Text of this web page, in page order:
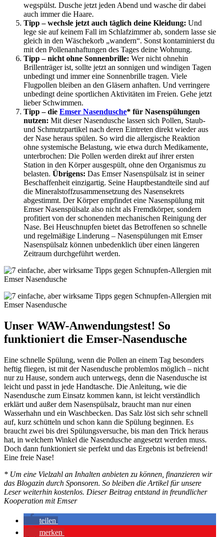
wegspülst. Dusche jetzt jeden Abend und wasche dir dabei
auch immer die Haare.
Tipp – wechsle jetzt auch täglich deine Kleidung: Und
lege sie auf keinem Fall im Schlafzimmer ab, sondern lasse sie
gleich in den Wäschekorb „wandern“. Sonst kontaminierst du
mit den Pollenanhaftungen des Tages deine Wohnung.
Tipp – nicht ohne Sonnenbrille: Wer nicht ohnehin
Brillenträger ist, sollte jetzt an sonnigen und windigen Tagen
unbedingt und immer eine Sonnenbrille tragen. Viele
Flugpollen bleiben an den Gläsern anhaften. Und verringere
unbedingt deine sportlichen Aktivitäten im Freien. Gehe jetzt
lieber Schwimmen.
Tipp – die Emser Nasendusche* für Nasenspülungen
nutzen: Mit dieser Nasendusche lassen sich Pollen, Staub-
und Schmutzpartikel nach deren Eintreten direkt wieder aus
der Nase heraus spülen. So wird die allergische Reaktion
ohne systemische Belastung, wie etwa durch Medikamente,
unterbrochen: Die Pollen werden direkt auf ihrer ersten
Station in den Körper ausgespült, ohne den Organismus zu
belasten. Übrigens: Das Emser Nasenspülsalz ist in seiner
Beschaffenheit einzigartig. Seine Hauptbestandteile sind auf
die Mineralstoffzusammensetzung des Nasensekrets
abgestimmt. Der Körper empfindet eine Nasenspülung mit
Emser Nasenspülsalz also nicht als Fremdkörper, sondern
profitiert von der schonenden mechanischen Reinigung der
Nase. Bei Heuschnupfen bietet das Betroffenen so schnelle
und regelmäßige Linderung – Nasenspülungen mit Emser
Nasenspülsalz können unbedenklich über einen längeren
Zeitraum durchgeführt werden.
Unser WAW-Anwendungstest! So
funktioniert die Emser-Nasendusche
Eine schnelle Spülung, wenn die Pollen an einem Tag besonders
heftig fliegen, ist mit der Nasendusche problemlos möglich – nicht
nur zu Hause, sondern auch unterwegs, denn die Nasendusche ist
leicht und passt in jede Handtasche. Die Anleitung, wie die
Nasendusche zum Einsatz kommen kann, ist leicht verständlich
erklärt und außer dem Nasenspülsalz, braucht man nur einen
Wasserhahn und ein Waschbecken. Das Salz löst sich sehr schnell
auf, kurz schütteln und schon kann die Spülung beginnen. Es
braucht zwei bis drei Spülungsversuche, bis man den Trick heraus
hat, in welchem Winkel die Nasendusche angesetzt werden muss.
Doch dann funktioniert sie perfekt und das Ergebnis ist befreiend!
Eine freie Nase!
* Um eine Vielzahl an Inhalten anbieten zu können, finanzieren wir
das Blogazin durch Sponsoren. So bleiben die Artikel für unsere
Leser weiterhin kostenlos. Dieser Beitrag entstand in freundlicher
Kooperation mit Emser
teilen
merken